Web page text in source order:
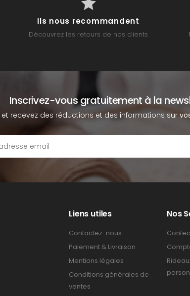
Ils nous recommandent
Découvrez les retours de nos clients
Inscrivez-vous gratuitement à la
et recevez des réductions et des informations sur
Liens utiles
Contactez-nous
Paiement & Livraison
Mentions légales
Conditions générales de
ventes
Nos